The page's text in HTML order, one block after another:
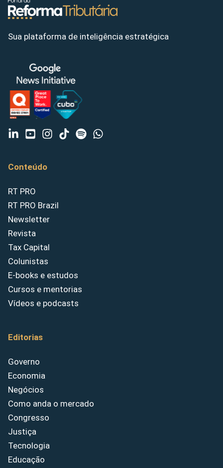
Sua plataforma de inteligência estratégica
Conteúdo
RT PRO
RT PRO Brazil
Newsletter
Revista
Tax Capital
Colunistas
E-books e estudos
Cursos e mentorias
Vídeos e podcasts
Editorias
Governo
Economia
Negócios
Como anda o mercado
Congresso
Justiça
Tecnologia
Educação